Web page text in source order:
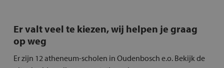
Er valt veel te kiezen, wij helpen je graag
op weg
Er zijn 12 atheneum-scholen in Oudenbosch e.o. Bekijk de